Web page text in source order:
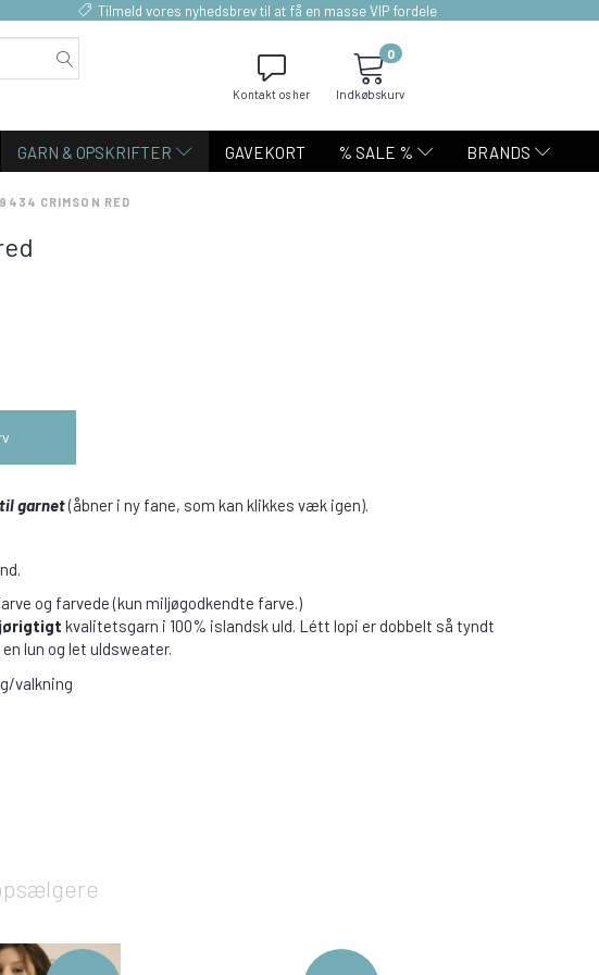
Tilmeld vores nyhedsbrev til at få en masse VIP fordele
Kontakt os her Indkøbskurv
0
GARN & OPSKRIFTER GAVEKORT % SALE % BRANDS
CRIMSON RED
til garnet(åbner i ny fane, som kan klikkes væk igen).
og farvede (kun miljøgodkendte farve.)
kvalitetsgarn i 100% islandsk uld. Létt lopi er dobbelt så tyndt
lun og let uldsweater.
valkning